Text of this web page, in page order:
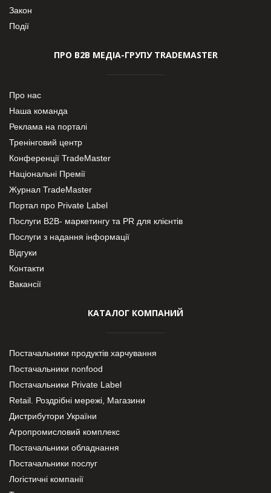
Закон
Події
ПРО В2В МЕДІА-ГРУПУ TRADEMASTER
Про нас
Наша команда
Реклама на порталі
Тренінговий центр
Конференції TradeMaster
Національні Премії
Журнал TradeMaster
Портал про Private Label
Послуги В2В- маркетингу та PR для клієнтів
Послуги з надання інформації
Відгуки
Контакти
Вакансії
КАТАЛОГ КОМПАНИЙ
Постачальники продуктів харчування
Постачальники nonfood
Постачальники Private Label
Retail. Роздрібні мережі, Магазини
Дистрибутори України
Агропромисловий комплекс
Постачальники обладнання
Постачальники послуг
Логістичні компанії